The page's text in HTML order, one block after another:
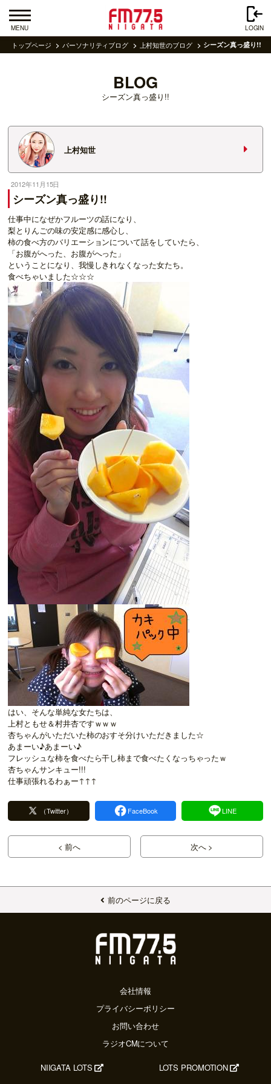
MENU LOGIN
トップページ パーソナリティブログ 上村知世のブログ シーズン真っ盛り!!
BLOG
シーズン真っ盛り!!
上村知世
2012年11月15日
シーズン真っ盛り!!
仕事中になぜかフルーツの話になり、
梨とりんごの味の安定感に感心し、
柿の食べ方のバリエーションについて話をしていたら、
「お腹がへった、お腹がへった」
ということになり、我慢しきれなくなった女たち。
食べちゃいました☆☆☆
はい、そんな単純な女たちは、
上村ともせ＆村井杏ですｗｗｗ
杏ちゃんがいただいた柿のおすそ分けいただきました☆
あまーい♪あまーい♪
フレッシュな柿を食べたら干し柿まで食べたくなっちゃったｗ
杏ちゃんサンキュー!!!
仕事頑張れるわぁー↑↑↑
（Twitter） FaceBook LINE
< 前へ 次へ >
前のページに戻る
会社情報
プライバシーポリシー
お問い合わせ
ラジオCMについて
NIIGATA LOTS LOTS PROMOTION